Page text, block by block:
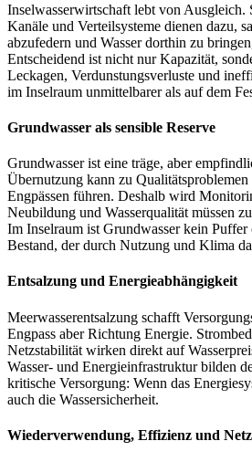
Inselwasserwirtschaft lebt von Ausgleich.
Kanäle und Verteilsysteme dienen dazu,
abzufedern und Wasser dorthin zu
Entscheidend ist nicht nur Kapazität,
Leckagen, Verdunstungsverluste und
im Inselraum unmittelbarer als auf dem
Grundwasser als sensible Reserve
Grundwasser ist eine träge, aber
Übernutzung kann zu
Engpässen führen. Deshalb wird
Neubildung und Wasserqualität müssen
Im Inselraum ist Grundwasser kein Puffer
Bestand, der durch Nutzung und Klima
Entsalzung und Energieabhängigkeit
Meerwasserentsalzung schafft
Engpass aber Richtung Energie.
Netzstabilität wirken direkt auf
Wasser- und Energieinfrastruktur bilden
kritische Versorgung: Wenn das
auch die Wassersicherheit.
Wiederverwendung, Effizienz und